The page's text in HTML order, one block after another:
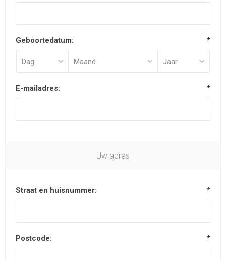
Geboortedatum: *
E-mailadres: *
Uw adres
Straat en huisnummer: *
Postcode: *